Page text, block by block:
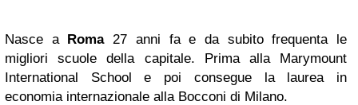
Nasce a Roma27 anni fa e da subito frequenta le
migliori scuole della capitale. Prima alla Marymount
International School e poi consegue la laurea in
economia internazionale alla Bocconi di Milano.